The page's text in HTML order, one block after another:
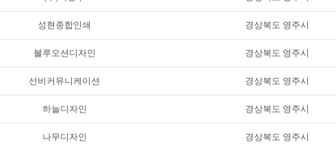
성현종합인쇄 경상북도 영주시
블루오션디자인 경상북도 영주시
선비커뮤니케이션 경상북도 영주시
하늘디자인 경상북도 영주시
나무디자인 경상북도 영주시